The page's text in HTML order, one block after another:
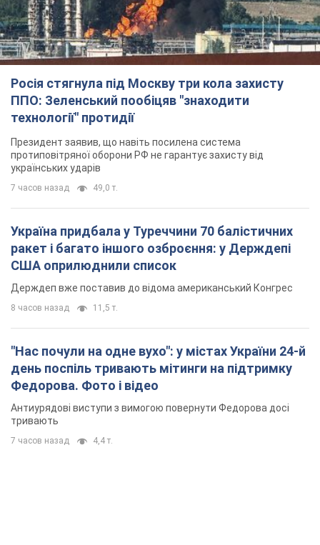
Росія стягнула під Москву три кола захисту
ППО: Зеленський пообіцяв "знаходити
технології" протидії
Президент заявив, що навіть посилена система
протиповітряної оборони РФ не гарантує захисту від
українських ударів
7 часов назад 49,0 т.
Україна придбала у Туреччини 70 балістичних
ракет і багато іншого озброєння: у Держдепі
США оприлюднили список
Держдеп вже поставив до відома американський Конгрес
8 часов назад 11,5 т.
"Нас почули на одне вухо": у містах України 24-й
день поспіль тривають мітинги на підтримку
Федорова. Фото і відео
Антиурядові виступи з вимогою повернути Федорова досі
тривають
7 часов назад 4,4 т.